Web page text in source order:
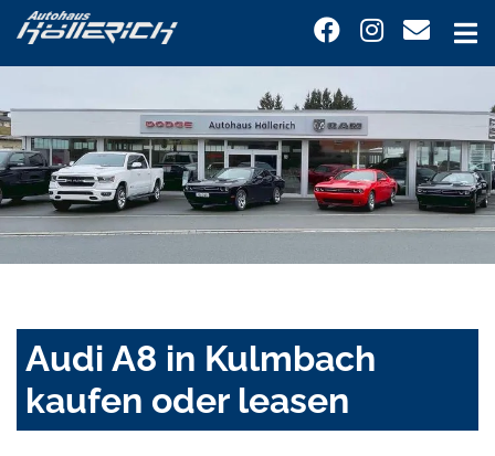
Audi A8 in Kulmbach
kaufen oder leasen